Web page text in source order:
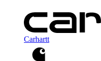
Carhartt